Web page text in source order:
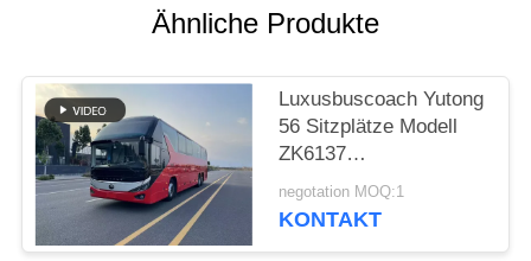
DATENSCHUTZRICHTLINIE
Ähnliche Produkte
Luxusbuscoach Yutong
56 Sitzplätze Modell
ZK6137
Doppelrücksachse
2021 Jahr Airbag
negotation MOQ:1
KONTAKT